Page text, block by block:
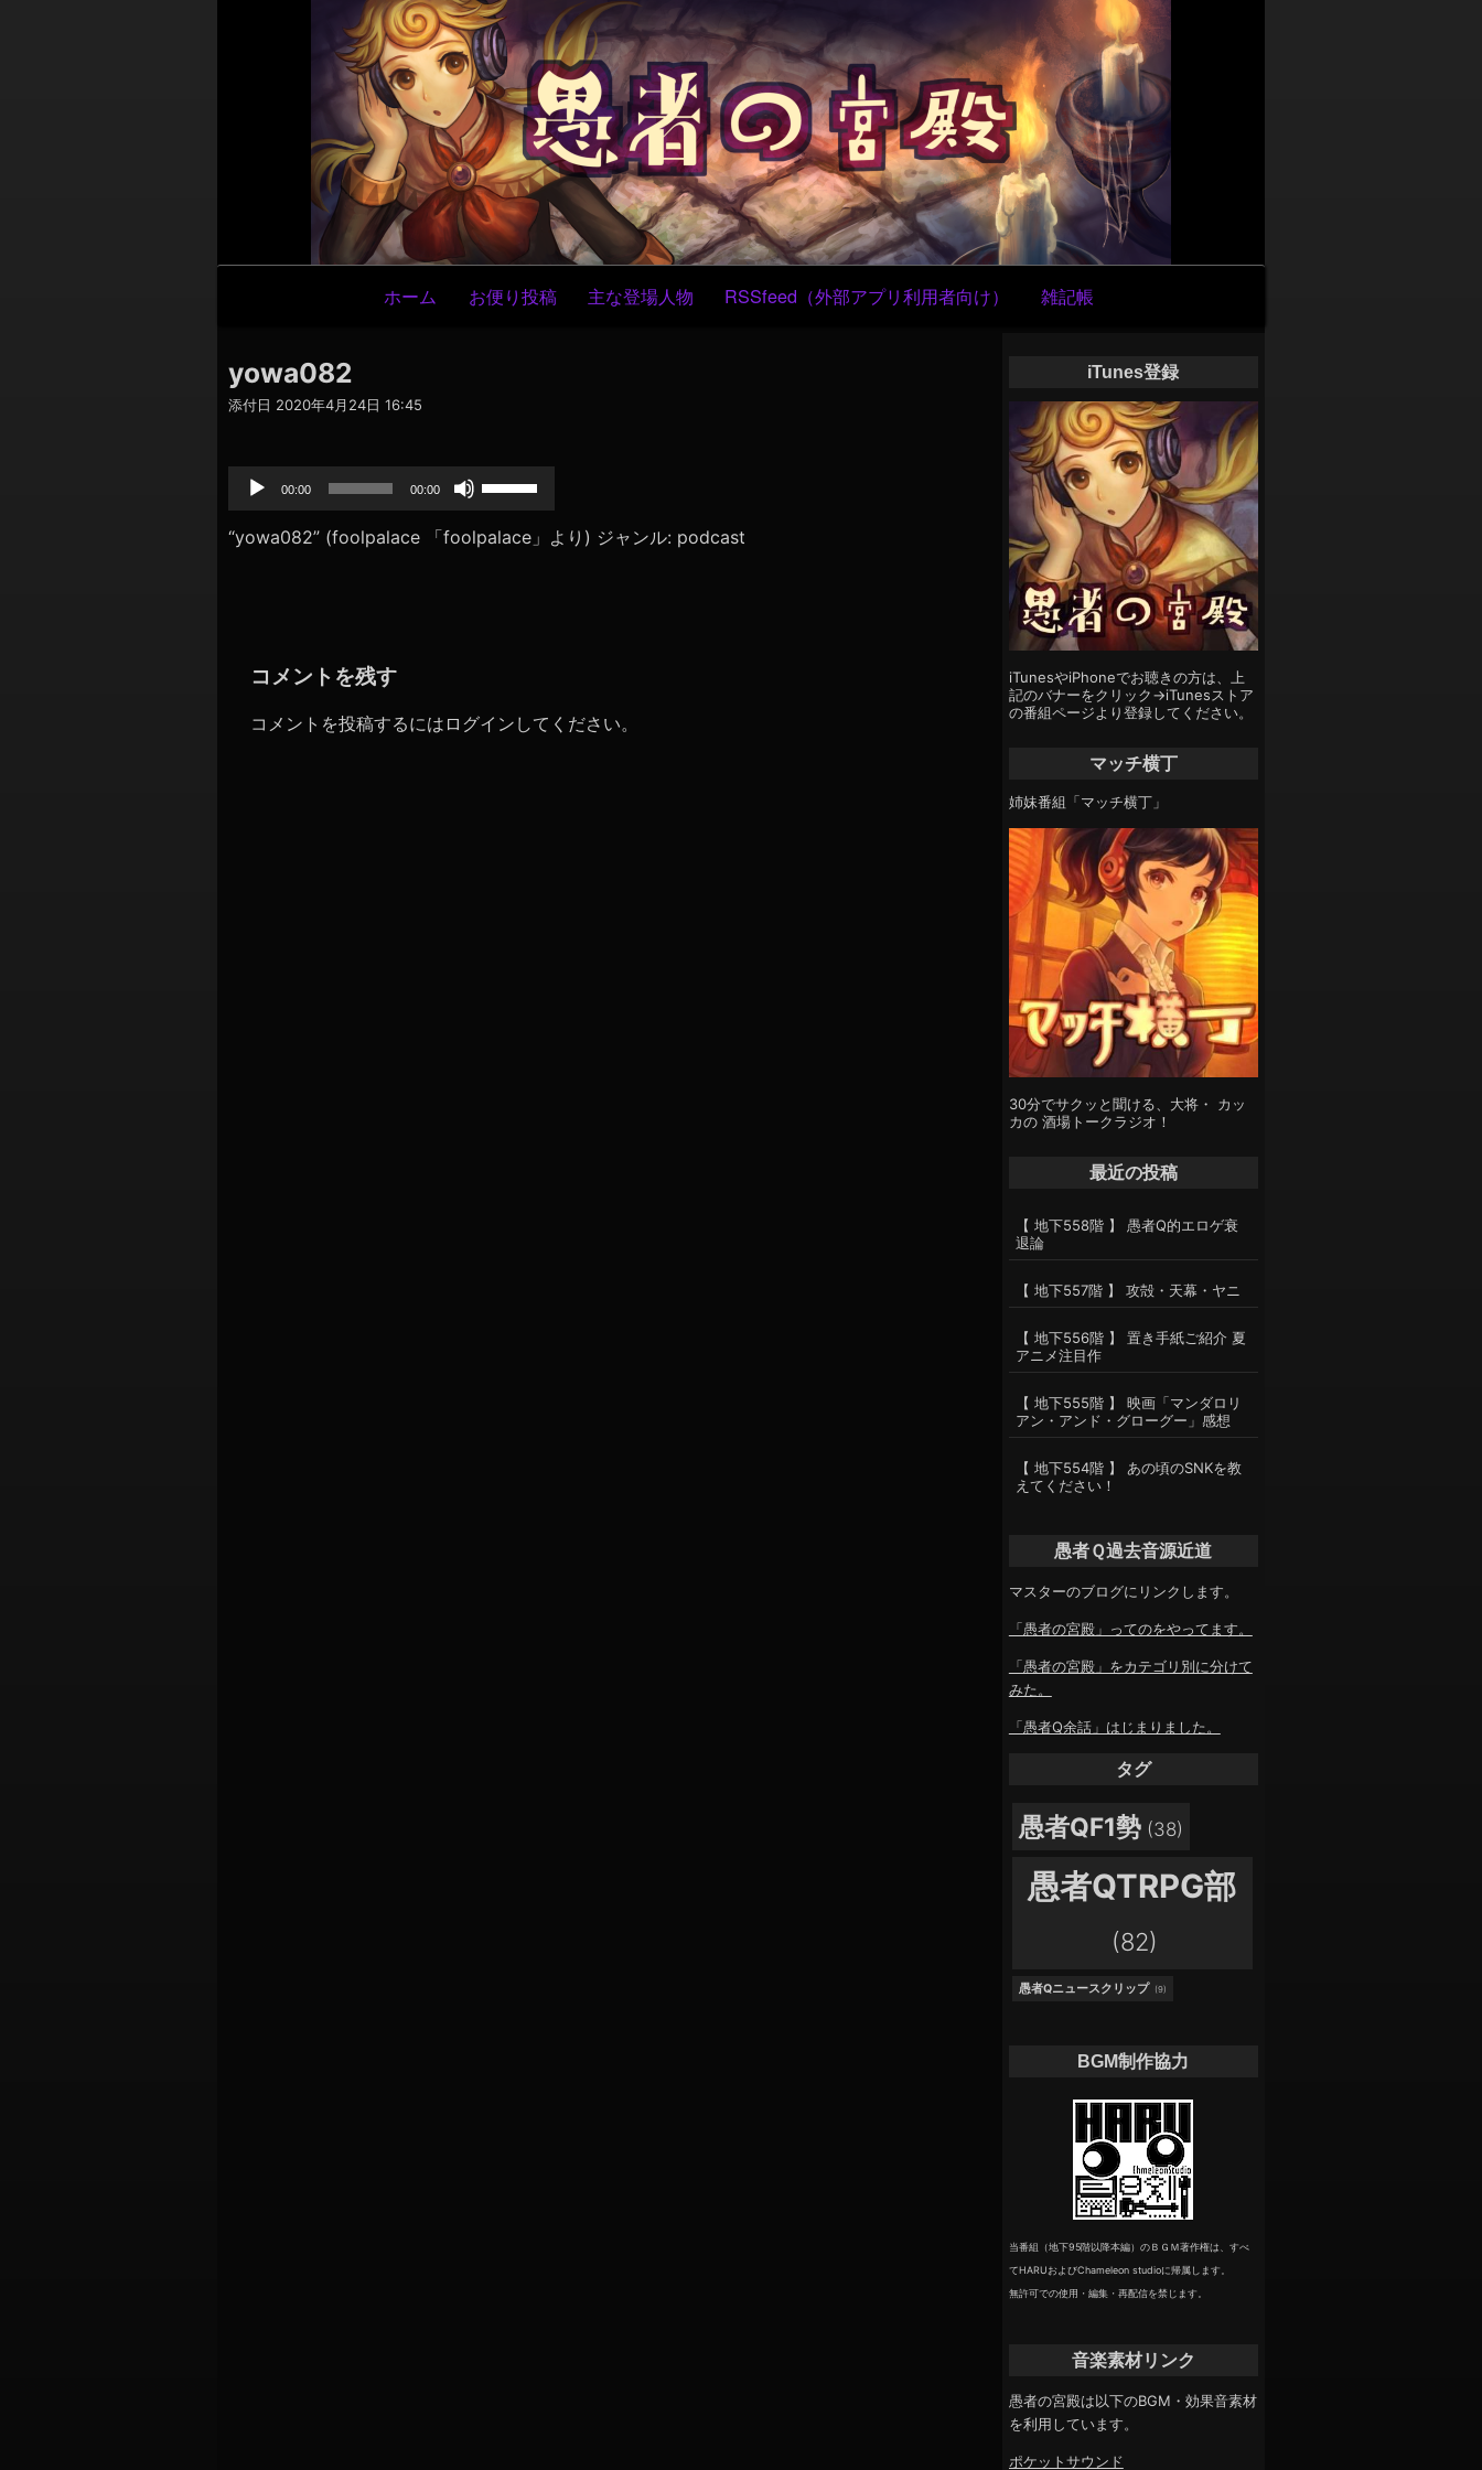
ン
テ
ン
ツ
へ
ス
キ
ッ
プ
ナ
ビ
シ
ョ
ホーム お便り投稿 主な登場人物 RSSfeed（外部アプリ利用者向け） 雑記帳
yowa082
添付日 2020年4月24日 16:45
声
レ
ー
ヤ
00:00 00:00
リ
ー
印
“yowa082” (foolpalace 「foolpalace」より) ジャンル: podcast
コメントを残す
コメントを投稿するには ログイン してください。
iTunes登録
iTunesやiPhoneでお聴きの方は、上
記のバナーをクリック→iTunesストア
の番組ページより登録してください。
マッチ横丁
姉妹番組「マッチ横丁」
30分でサクッと聞ける、大将・ カッ
カの 酒場トークラジオ！
最近の投稿
【 地下558階 】 愚者Q的エロゲ衰
退論
【 地下557階 】 攻殻・天幕・ヤニ
【 地下556階 】 置き手紙ご紹介 夏
アニメ注目作
【 地下555階 】 映画「マンダロリ
アン・アンド・グローグー」感想
【 地下554階 】 あの頃のSNKを教
えてください！
愚者Ｑ過去音源近道
マスターのブログにリンクします。
「愚者の宮殿」ってのをやってます。
「愚者の宮殿」をカテゴリ別に分けて
みた。
「愚者Q余話」はじまりました。
タグ
愚者QF1勢 (38)
愚者QTRPG部
(82)
愚者Qニュースクリップ (9)
BGM制作協力
当番組（地下95階以降本編）のＢＧＭ著作権は、すべ
てHARUおよびChameleon studioに帰属します。
無許可での使用・編集・再配信を禁じます。
音楽素材リンク
愚者の宮殿は以下のBGM・効果音素材
を利用しています。
ポケットサウンド